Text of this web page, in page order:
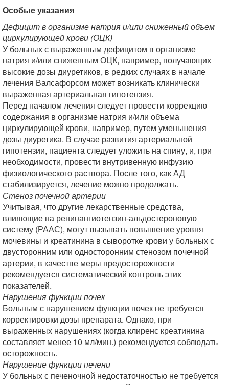
Особые указания
Дефицит в организме натрия и/или сниженный объем
циркулирующей крови (ОЦК)
У больных с выраженным дефицитом в организме
натрия и/или сниженным ОЦК, например, получающих
высокие дозы диуретиков, в редких случаях в начале
лечения Валсафорсом может возникать клинически
выраженная артериальная гипотензия.
Перед началом лечения следует провести коррекцию
содержания в организме натрия и/или объема
циркулирующей крови, например, путем уменьшения
дозы диуретика. В случае развития артериальной
гипотензии, пациента следует уложить на спину, и, при
необходимости, провести внутривенную инфузию
физиологического раствора. После того, как АД
стабилизируется, лечение можно продолжать.
Стеноз почечной артерии
Учитывая, что другие лекарственные средства,
влияющие на ренинангиотензин-альдостероновую
систему (РААС), могут вызывать повышение уровня
мочевины и креатинина в сыворотке крови у больных с
двусторонним или односторонним стенозом почечной
артерии, в качестве меры предосторожности
рекомендуется систематический контроль этих
показателей.
Нарушения функции почек
Больным с нарушением функции почек не требуется
корректировки дозы препарата. Однако, при
выраженных нарушениях (когда клиренс креатинина
составляет менее 10 мл/мин.) рекомендуется соблюдать
осторожность.
Нарушение функции печени
У больных с печеночной недостаточностью не требуется